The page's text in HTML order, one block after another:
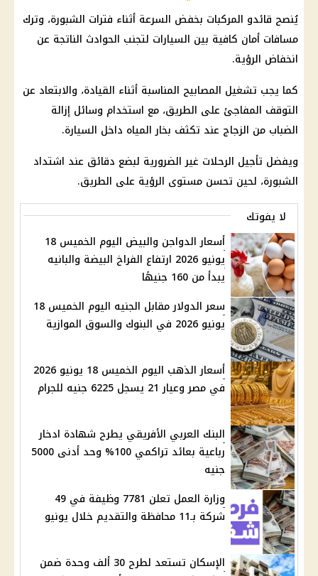
يُنصح قائدو المركبات بخفض السرعة أثناء فترات الشبورة، وترك
مسافات أمان كافية بين السيارات لتجنب الحوادث الناتجة عن
انخفاض الرؤية.
كما يجب تشغيل المصابيح المناسبة أثناء القيادة، والابتعاد عن
التوقف المفاجئ على الطريق، مع استخدام وسائل إزالة
الضباب من الزجاج عند تكثف بخار المياه داخل السيارة.
ويفضل تأجيل الرحلات غير الضرورية لبضع دقائق عند اشتداد
الشبورة، لحين تحسن مستوى الرؤية على الطريق.
لا يفوتك
أسعار الدواجن والبيض اليوم الخميس 18
يونيو 2026 ارتفاع الفراخ البيضة والبانيه
يبدأ من 160 جنيهًا
سعر الدولار مقابل الجنيه اليوم الخميس 18
يونيو 2026 في البنوك والسوق الموازية
أسعار الذهب اليوم الخميس 18 يونيو 2026
في مصر وعيار 21 يسجل 6225 جنيه للجرام
البنك العربي الأفريقي يطرح شهادة ادخار
رباعية بعائد تراكمي 100% وحد أدنى 5000
جنيه
وزارة العمل تعلن 7781 وظيفة في 49
شركة بـ11 محافظة والتقديم خلال يونيو
الإسكان تستعد لطرح 30 ألف وحدة ضمن